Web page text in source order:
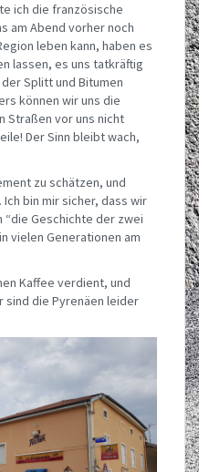
ich die französische
am Abend vorher noch
leben kann, haben es
lassen, es uns tatkräftig
Splitt und Bitumen
können wir uns die
Straßen vor uns nicht
Der Sinn bleibt wach,
zu schätzen, und
bin mir sicher, dass wir
“die Geschichte der zwei
vielen Generationen am
Kaffee verdient, und
sind die Pyrenäen leider